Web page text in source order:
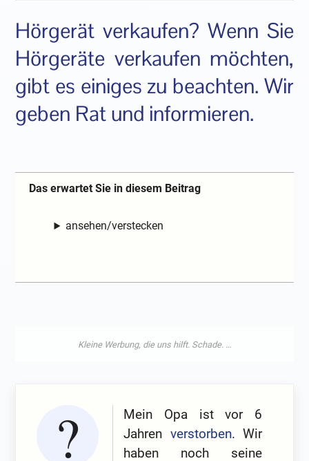
Hörgerät verkaufen? Wenn Sie
Hörgeräte verkaufen möchten,
gibt es einiges zu beachten. Wir
geben Rat und informieren.
Das erwartet Sie in diesem Beitrag
ansehen/verstecken
Mein Opa ist vor 6
Jahren verstorben. Wir
haben noch seine